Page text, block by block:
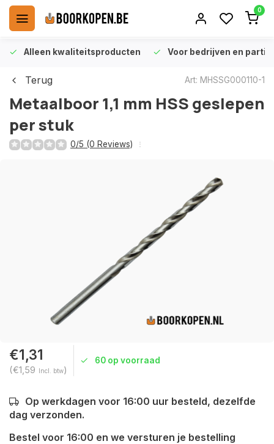
0
Alleen kwaliteitsproducten Voor bedrijven en
Terug Art: MHSSG000110-1
Metaalboor 1,1 mm HSS geslepen
per stuk
0/5 (0 Reviews)
€1,31
(€1,59 Incl. btw)
60 op voorraad
Op werkdagen voor 16:00 uur besteld, dezelfde
dag verzonden.
Bestel voor 16:00 en we versturen je bestelling